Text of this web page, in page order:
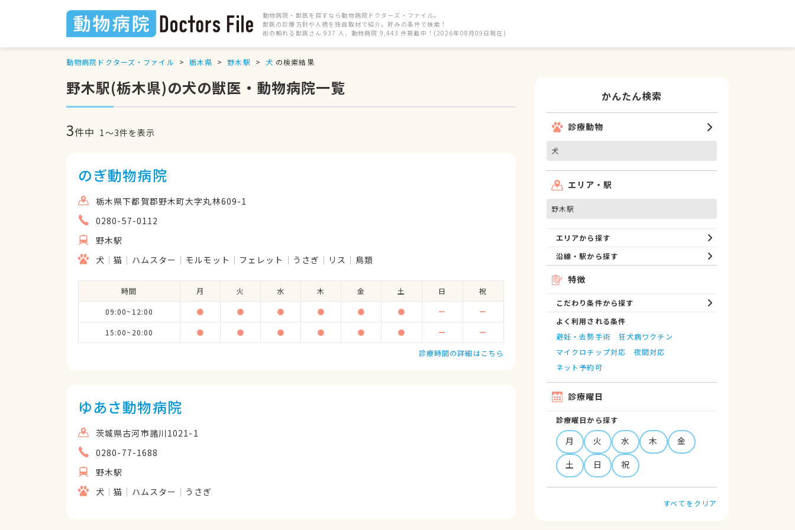
動物病院・獣医を探すなら動物病院ドクターズ・ファイル。
獣医の診療方針や人柄を独自取材で紹介。好みの条件で検索！
街の頼れる獣医さん 937 人、動物病院 9,443 件掲載中！(2026年08月09日現在)
動物病院ドクターズ・ファイル 栃木県 野木駅 犬 の検索結果
野木駅(栃木県)の犬の獣医・動物病院一覧
3件中 1〜3件を表示
のぎ動物病院
栃木県下都賀郡野木町大字丸林609-1
0280-57-0112
野木駅
犬
猫 ハムスター モルモット フェレット うさぎ リス 鳥類
時間 月 火 水 木 金 土 日 祝
09:00~12:00 ● ● ● ● ● ● ー ー
15:00~20:00 ● ● ● ● ● ● ー ー
診療時間の詳細はこちら
ゆあさ動物病院
茨城県古河市諸川1021-1
0280-77-1688
野木駅
犬
猫 ハムスター うさぎ
かんたん検索
診療動物
犬
エリア・駅
野木駅
エリアから探す
沿線・駅から探す
特徴
こだわり条件から探す
よく利用される条件
避妊・去勢手術
狂犬病ワクチン
マイクロチップ対応
夜間対応
ネット予約可
診療曜日
診療曜日から探す
月 火 水 木
金
土
日 祝
すべてをクリア